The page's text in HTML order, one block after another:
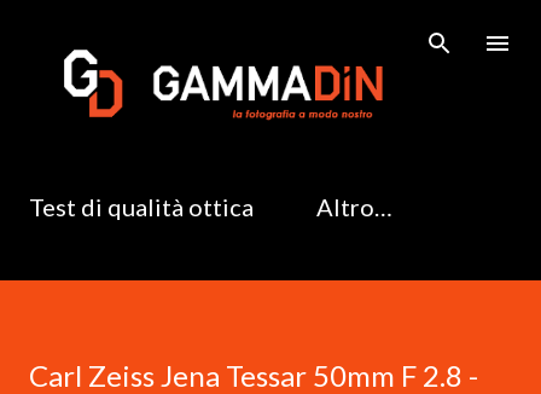
Test di qualità ottica Altro…
Carl Zeiss Jena Tessar 50mm F 2.8 -